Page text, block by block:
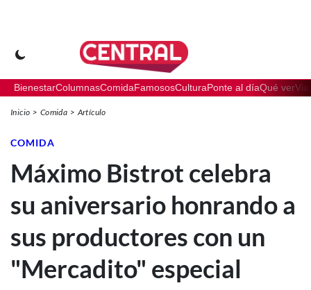
BienestarColumnasComidaFamososCulturaPonte al díaQué ver
Inicio Comida Artículo
COMIDA
Máximo Bistrot celebra
su aniversario honrando a
sus productores con un
"Mercadito" especial